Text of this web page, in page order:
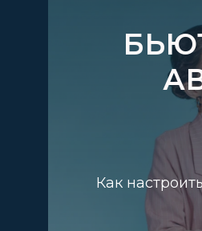
Как